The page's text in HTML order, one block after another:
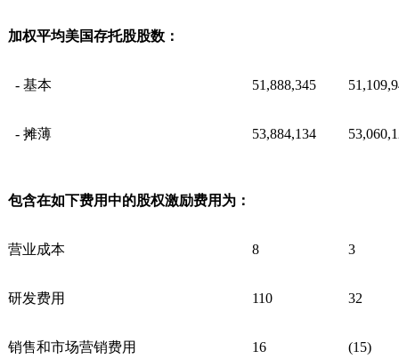
加权平均美国存托股股数：
- 基本 51,888,345
- 摊薄 53,884,134
包含在如下费用中的股权激励费用为：
营业成本 8 3
研发费用 110 32
销售和市场营销费用 16 (15)